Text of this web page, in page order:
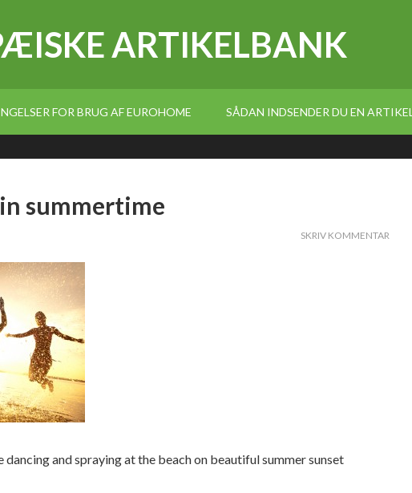
ARTIKELBANK
FOR BRUG AF EUROHOME SÅDAN INDSENDER DU EN ARTIKEL
summertime
SKRIV KOMMENTAR
and spraying at the beach on beautiful summer sunset